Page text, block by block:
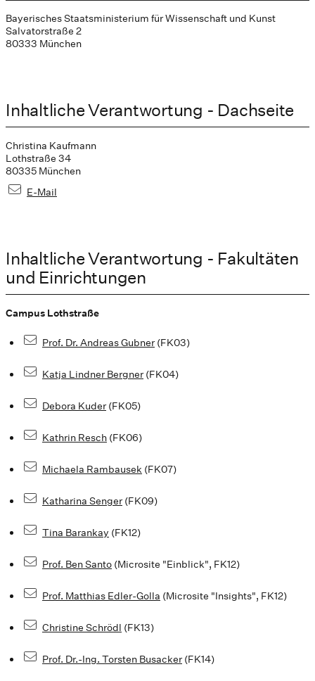
Bayerisches Staatsministerium für Wissenschaft und Kunst
Salvatorstraße 2
80333 München
Inhaltliche Verantwortung - Dachseite
Christina Kaufmann
Lothstraße 34
80335 München
E-Mail
Inhaltliche Verantwortung - Fakultäten
und Einrichtungen
Campus Lothstraße
Prof. Dr. Andreas Gubner(FK03)
Katja Lindner Bergner(FK04)
Debora Kuder(FK05)
Kathrin Resch (FK06)
Michaela Rambausek (FK07)
Katharina Senger(FK09)
Tina Barankay (FK12)
Prof. Ben Santo (Microsite "Einblick", FK12)
Prof. Matthias Edler-Golla (Microsite "Insights", FK12)
Christine Schrödl (FK13)
Prof. Dr.-Ing. Torsten Busacker(FK14)